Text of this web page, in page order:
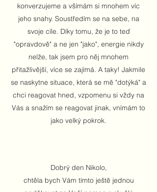
konverzujeme a všímám si mnohem víc
jeho snahy. Soustředím se na sebe, na
svoje cíle. Díky tomu, že je to teď
"opravdově" a ne jen "jako", energie nikdy
nelže, tak jsem pro něj mnohem
přitažlivější, více se zajímá. A taky! Jakmile
se naskytne situace, která se mě "dotýká" a
chci reagovat hned, vzpomenu si vždy na
Vás a snažím se reagovat jinak, vnímám to
jako velký pokrok.
Dobrý den Nikolo,
chtěla bych Vám tímto ještě jednou